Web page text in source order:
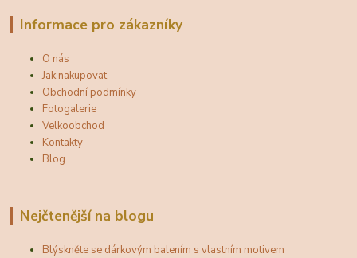
Informace pro zákazníky
O nás
Jak nakupovat
Obchodní podmínky
Fotogalerie
Velkoobchod
Kontakty
Blog
Nejčtenější na blogu
Blýskněte se dárkovým balením s vlastním motivem